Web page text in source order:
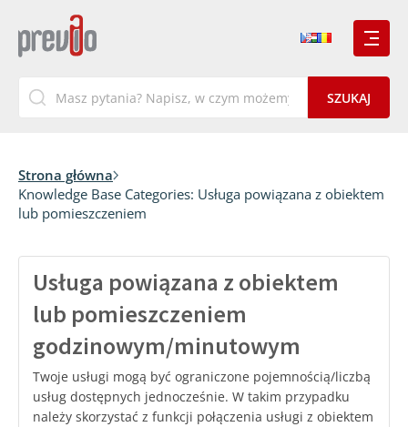
Strona główna
Knowledge Base Categories: Usługa powiązana z obiektem
lub pomieszczeniem
Usługa powiązana z obiektem
lub pomieszczeniem
godzinowym/minutowym
Twoje usługi mogą być ograniczone pojemnością/liczbą
usług dostępnych jednocześnie. W takim przypadku
należy skorzystać z funkcji połączenia usługi z obiektem